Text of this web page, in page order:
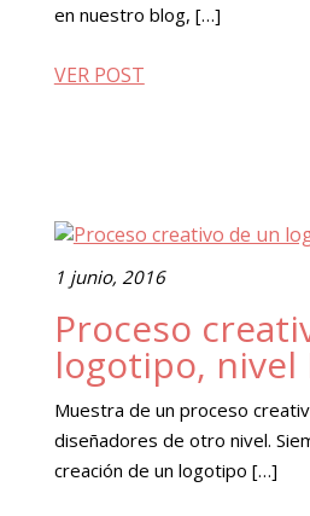
en nuestro blog, […]
VER POST
1 junio, 2016
Proceso
logotipo, nivel
Muestra de un proceso
diseñadores de otro nivel.
creación de un logotipo […]